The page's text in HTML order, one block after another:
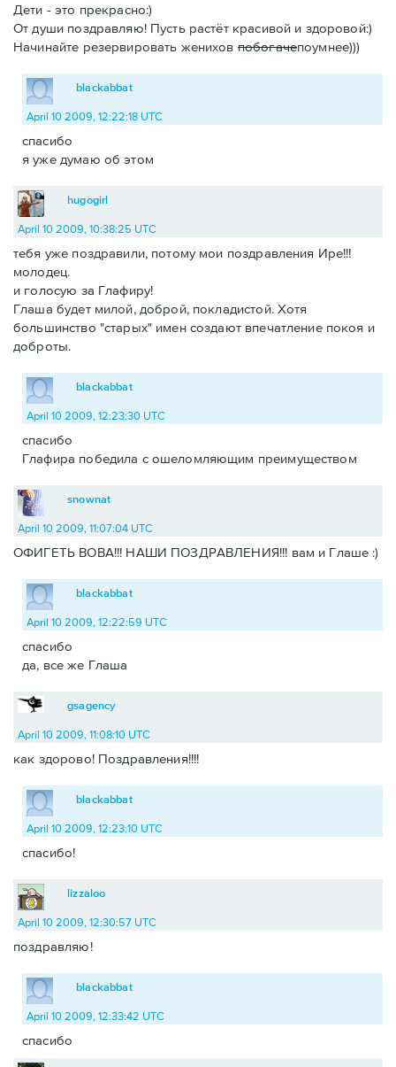
Дети - это прекрасно:)
От души поздравляю! Пусть растёт красивой и здоровой:)
Начинайте резервировать жениховпобогачепоумнее)))
blackabbat
April 10 2009, 12:22:18 UTC
спасибо
я уже думаю об этом
hugogirl
April 10 2009, 10:38:25 UTC
тебя уже поздравили, потому мои поздравления Ире!!!
молодец.
и голосую за Глафиру!
Глаша будет милой, доброй, покладистой. Хотя
большинство "старых" имен создают впечатление покоя и
доброты.
blackabbat
April 10 2009, 12:23:30 UTC
спасибо
Глафира победила с ошеломляющим преимуществом
snownat
April 10 2009, 11:07:04 UTC
ОФИГЕТЬ ВОВА!!! НАШИ ПОЗДРАВЛЕНИЯ!!! вам и Глаше :)
blackabbat
April 10 2009, 12:22:59 UTC
спасибо
да, все же Глаша
gsagency
April 10 2009, 11:08:10 UTC
как здорово! Поздравления!!!!
blackabbat
April 10 2009, 12:23:10 UTC
спасибо!
lizzaloo
April 10 2009, 12:30:57 UTC
поздравляю!
blackabbat
April 10 2009, 12:33:42 UTC
спасибо